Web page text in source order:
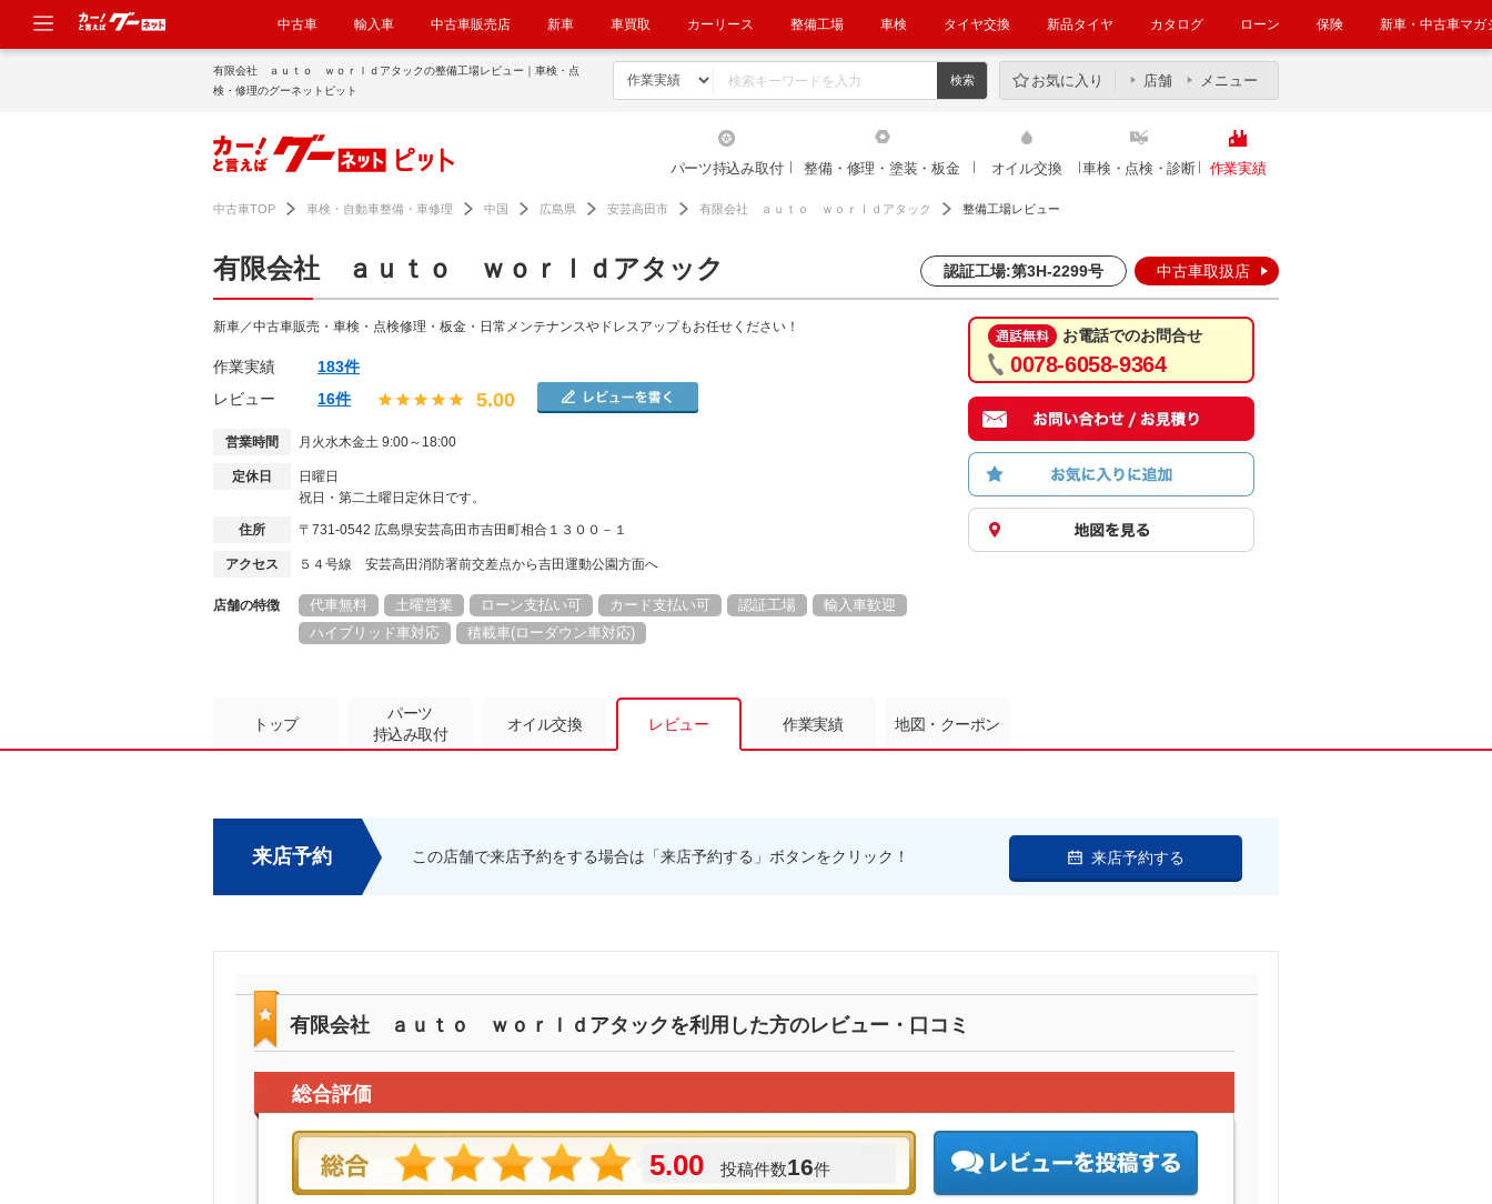
中古車 輸入車 中古車販売店 新車 車買取 カーリース 整備工場 車検 タイヤ交換 新品タイヤ カタログ ローン 保険 新車・中古車マガ
有限会社 ａｕｔｏ ｗｏｒｌｄアタックの整備工場レビュー｜車検・点
検・修理のグーネットピット
お気に入り 店舗 メニュー
パーツ持込み取付 整備・修理・塗装・板金 オイル交換 車検・点検・診断 作業実績
中古車TOP 車検・自動車整備・車修理 中国 広島県 安芸高田市 有限会社 ａｕｔｏ ｗｏｒｌｄアタック 整備工場レビュー
有限会社 ａｕｔｏ ｗｏｒｌｄアタック 認証工場:第3H-2299号 中古車取扱店
新車／中古車販売・車検・点検修理・板金・日常メンテナンスやドレスアップもお任せください！
作業実績
183件
レビュー
16件 5.00
営業時間 月火水木金土 9:00～18:00
定休日
日曜日
祝日・第二土曜日定休日です。
住所 〒731-0542 広島県安芸高田市吉田町相合１３００－１
アクセス ５４号線 安芸高田消防署前交差点から吉田運動公園方面へ
店舗の特徴 代車無料 土曜営業 ローン支払い可 カード支払い可 認証工場
輸入車歓迎
ハイブリッド車対応
積載車(ローダウン車対応)
お電話でのお問合せ
0078-6058-9364
トップ
パーツ
持込み取付
オイル交換 レビュー 作業実績 地図・クーポン
来店予約 この店舗で来店予約をする場合は「来店予約する」ボタンをクリック！ 来店予約する
有限会社 ａｕｔｏ ｗｏｒｌｄアタックを利用した方のレビュー・口コミ
総合評価
5.00 投稿件数16件